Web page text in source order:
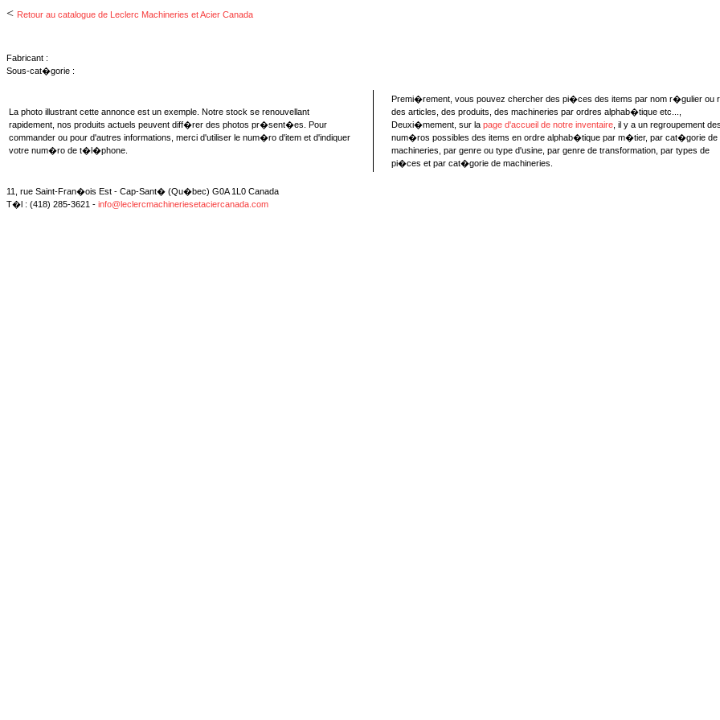
< Retour au catalogue de Leclerc Machineries et Acier Canada
Fabricant :
Sous-cat�gorie :
La photo illustrant cette annonce est un exemple. Notre stock se renouvellant
rapidement, nos produits actuels peuvent diff�rer des photos pr�sent�es. Pour
commander ou pour d'autres informations, merci d'utiliser le num�ro d'item et d'indiquer
votre num�ro de t�l�phone.
Premi�rement, vous pouvez chercher des pi�ces des items par nom r�gulier ou
des articles, des produits, des machineries par ordres alphab�tique etc...,
Deuxi�mement, sur la page d'accueil de notre inventaire , il y a un regroupement des
num�ros possibles des items en ordre alphab�tique par m�tier, par cat�gorie de
machineries, par genre ou type d'usine, par genre de transformation, par types de
pi�ces et par cat�gorie de machineries.
11, rue Saint-Fran�ois Est - Cap-Sant� (Qu�bec) G0A 1L0 Canada
T�l : (418) 285-3621 - info@leclercmachineriesetaciercanada.com